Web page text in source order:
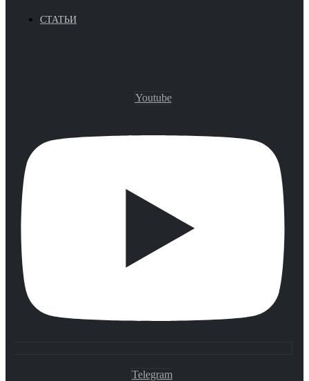
СТАТЬИ
Youtube
Telegram